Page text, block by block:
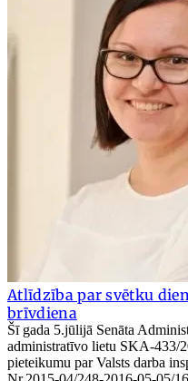
Atlīdzība par svētku
brīvdiena
Šī gada 5.jūlijā Senāta
administratīvo lietu SKA‑433/
pieteikumu par Valsts darba